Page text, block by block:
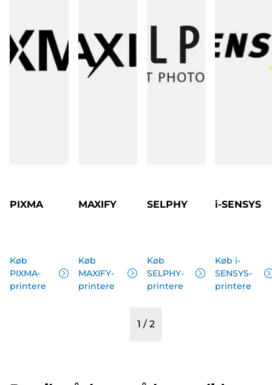
PIXMA
Køb
PIXMA-
printere
MAXIFY
Køb
MAXIFY-
printere
SELPHY
Køb
SELPHY-
printere
i-SENSYS
Køb i-
SENSYS-
printere
1 / 2